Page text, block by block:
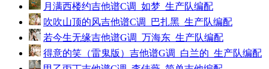
月满西楼约吉他谱C调_如梦_生产队编配
吹吹山顶的风吉他谱C调_巴扎黑_生产队编配
若今生无缘吉他谱G调_万海东_生产队编配
得意的笑（雷鬼版）吉他谱G调_白兰的_生产队编配